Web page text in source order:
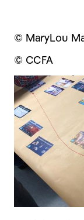
© MaryLou
© CCFA